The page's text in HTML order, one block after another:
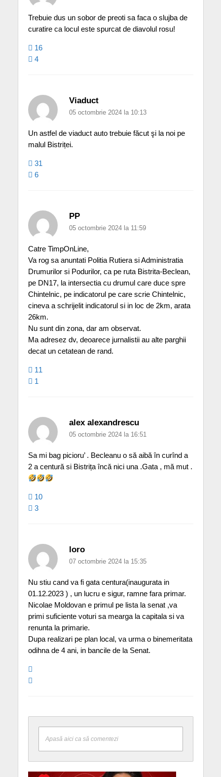
Trebuie dus un sobor de preoti sa faca o slujba de
curatire ca locul este spurcat de diavolul rosu!
16
4
Viaduct
05 octombrie 2024 la 10:13
Un astfel de viaduct auto trebuie făcut şi la noi pe
malul Bistriței.
31
6
PP
05 octombrie 2024 la 11:59
Catre TimpOnLine,
Va rog sa anuntati Politia Rutiera si Administratia
Drumurilor si Podurilor, ca pe ruta Bistrita-Beclean,
pe DN17, la intersectia cu drumul care duce spre
Chintelnic, pe indicatorul pe care scrie Chintelnic,
cineva a schrijelit indicatorul si in loc de 2km, arata
26km.
Nu sunt din zona, dar am observat.
Ma adresez dv, deoarece jurnalistii au alte parghii
decat un cetatean de rand.
11
1
alex alexandrescu
05 octombrie 2024 la 16:51
Sa mi bag picioru’ . Becleanu o să aibă în curînd a
2 a centură si Bistrița încă nici una .Gata , mă mut .
10
3
loro
07 octombrie 2024 la 15:35
Nu stiu cand va fi gata centura(inaugurata in
01.12.2023 ) , un lucru e sigur, ramne fara primar.
Nicolae Moldovan e primul pe lista la senat ,va
primi suficiente voturi sa mearga la capitala si va
renunta la primarie.
Dupa realizari pe plan local, va urma o binemeritata
odihna de 4 ani, in bancile de la Senat.
Apasă aici ca să comentezi